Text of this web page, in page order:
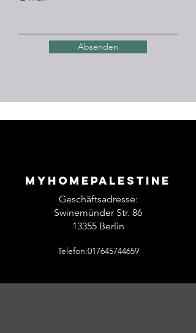
Absenden
Myhomepalestine
Geschäftsadresse:
Swinemünder Str. 86
13355 Berlin
Telefon:017645744659